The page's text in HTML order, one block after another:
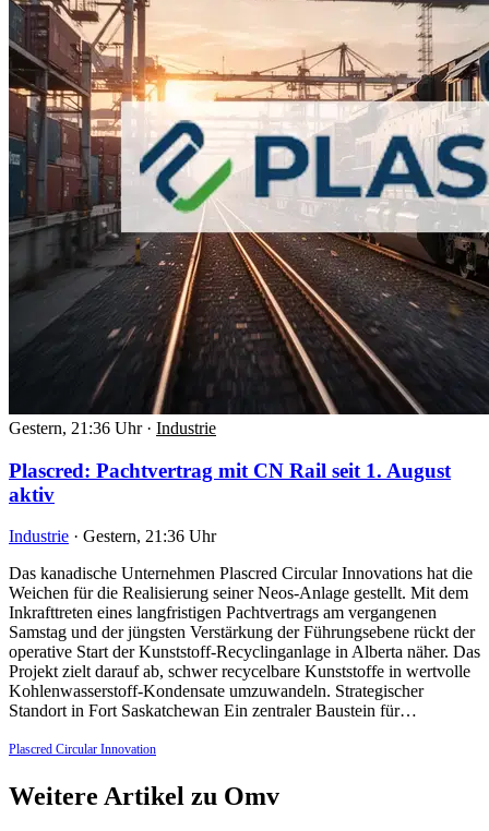
Gestern, 21:36 Uhr · Industrie
Plascred: Pachtvertrag mit CN Rail seit 1. August
aktiv
Industrie · Gestern, 21:36 Uhr
Das kanadische Unternehmen Plascred Circular Innovations hat die
Weichen für die Realisierung seiner Neos-Anlage gestellt. Mit dem
Inkrafttreten eines langfristigen Pachtvertrags am vergangenen
Samstag und der jüngsten Verstärkung der Führungsebene rückt der
operative Start der Kunststoff-Recyclinganlage in Alberta näher. Das
Projekt zielt darauf ab, schwer recycelbare Kunststoffe in wertvolle
Kohlenwasserstoff-Kondensate umzuwandeln. Strategischer
Standort in Fort Saskatchewan Ein zentraler Baustein für…
Plascred Circular Innovation
Weitere Artikel zu Omv